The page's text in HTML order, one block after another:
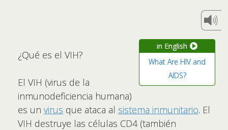
in English
What Are HIV and
AIDS?
¿Qué es el VIH?
El VIH (virus de la
inmunodeficiencia humana)
es un virus que ataca al sistema inmunitario. El
VIH destruye las células CD4 (también